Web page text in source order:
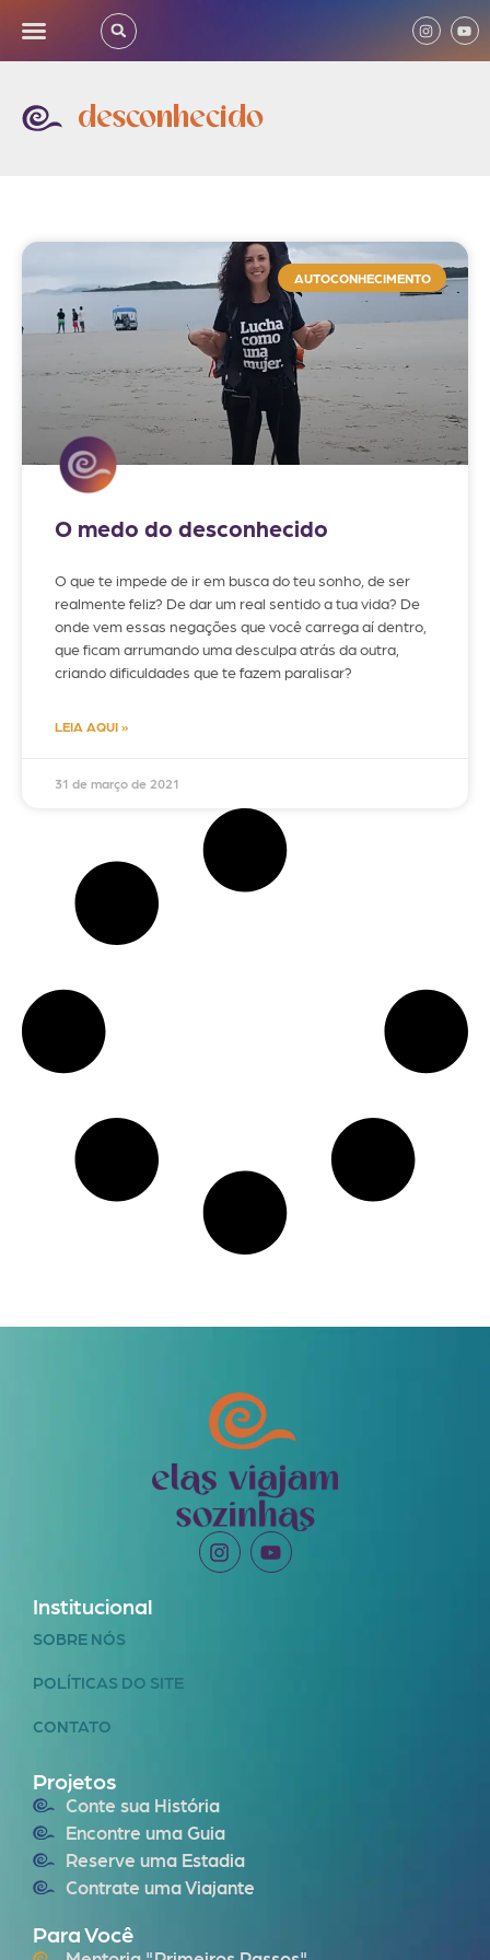
desconhecido
AUTOCONHECIMENTO
O medo do desconhecido
O que te impede de ir em busca do teu sonho, de ser
realmente feliz? De dar um real sentido a tua vida? De
onde vem essas negações que você carrega aí dentro,
que ficam arrumando uma desculpa atrás da outra,
criando dificuldades que te fazem paralisar?
LEIA AQUI »
31 de março de 2021
Institucional
SOBRE NÓS
POLÍTICAS DO SITE
CONTATO
Projetos
Conte sua História
Encontre uma Guia
Reserve uma Estadia
Contrate uma Viajante
Para Você